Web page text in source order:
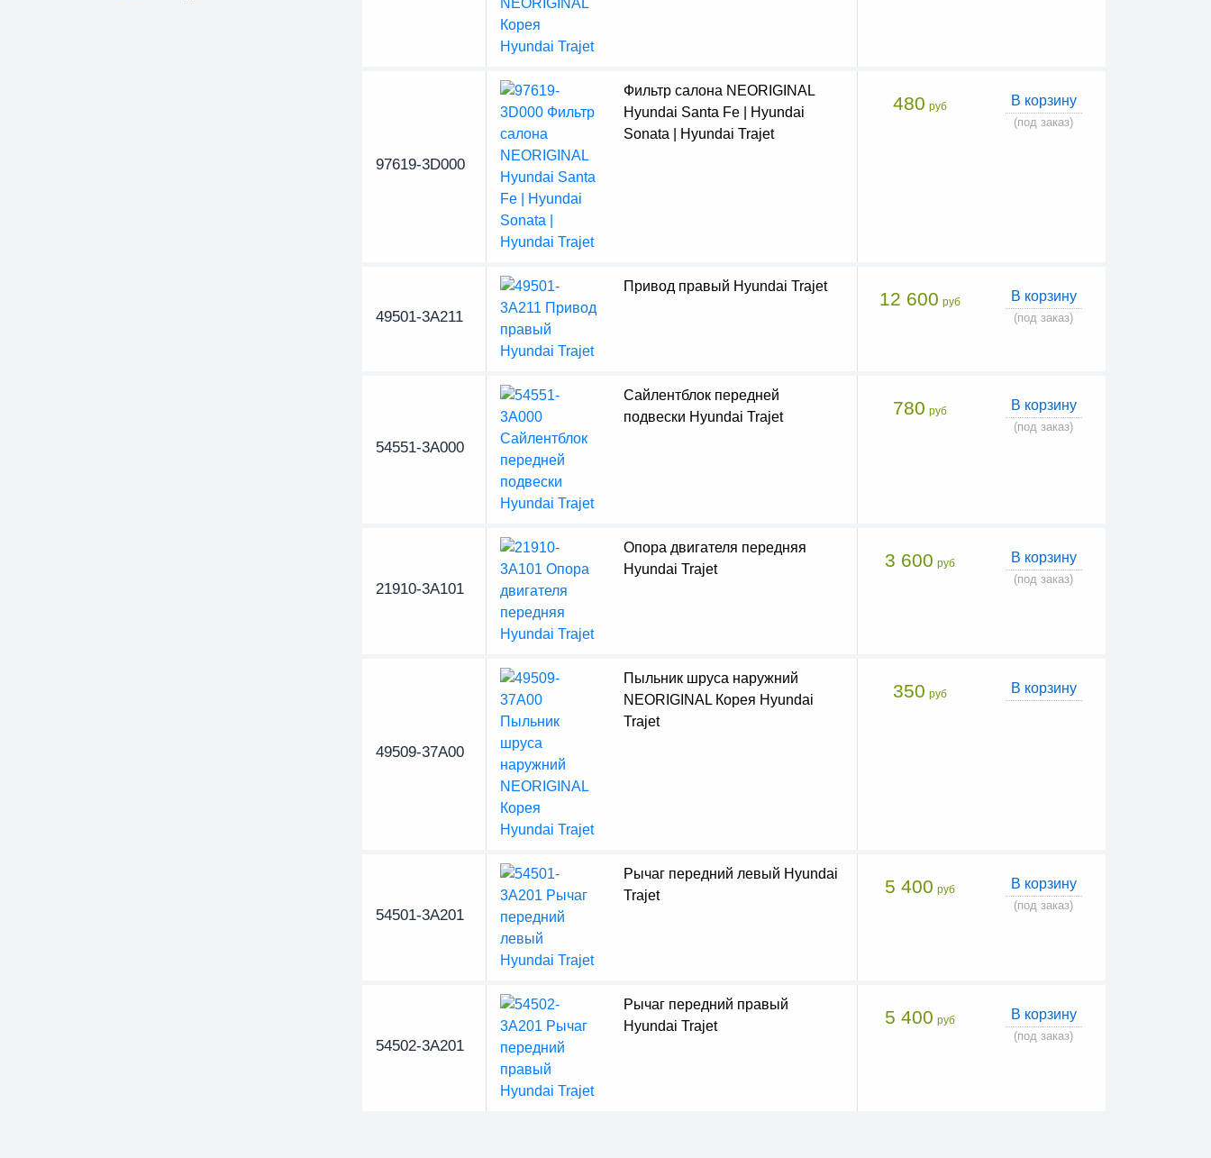
97619-3D000
Фильтр салона NEORIGINAL
Hyundai Santa Fe | Hyundai
Sonata | Hyundai Trajet
480 руб В корзину
(под заказ)
49501-3A211
Привод правый Hyundai Trajet
12 600 руб В корзину
(под заказ)
54551-3A000
Сайлентблок передней
подвески Hyundai Trajet
780 руб В корзину
(под заказ)
21910-3A101
Опора двигателя передняя
Hyundai Trajet
3 600 руб В корзину
(под заказ)
49509-37A00
Пыльник шруса наружний
NEORIGINAL Корея Hyundai
Trajet
350 руб В корзину
54501-3A201
Рычаг передний левый Hyundai
Trajet
5 400 руб В корзину
(под заказ)
54502-3A201
Рычаг передний правый
Hyundai Trajet
5 400 руб В корзину
(под заказ)